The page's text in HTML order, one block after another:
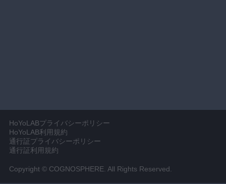
HoYoLABプライバシーポリシー
HoYoLAB利用規約
通行証プライバシーポリシー
通行証利用規約
Copyright © COGNOSPHERE. All Rights Reserved.